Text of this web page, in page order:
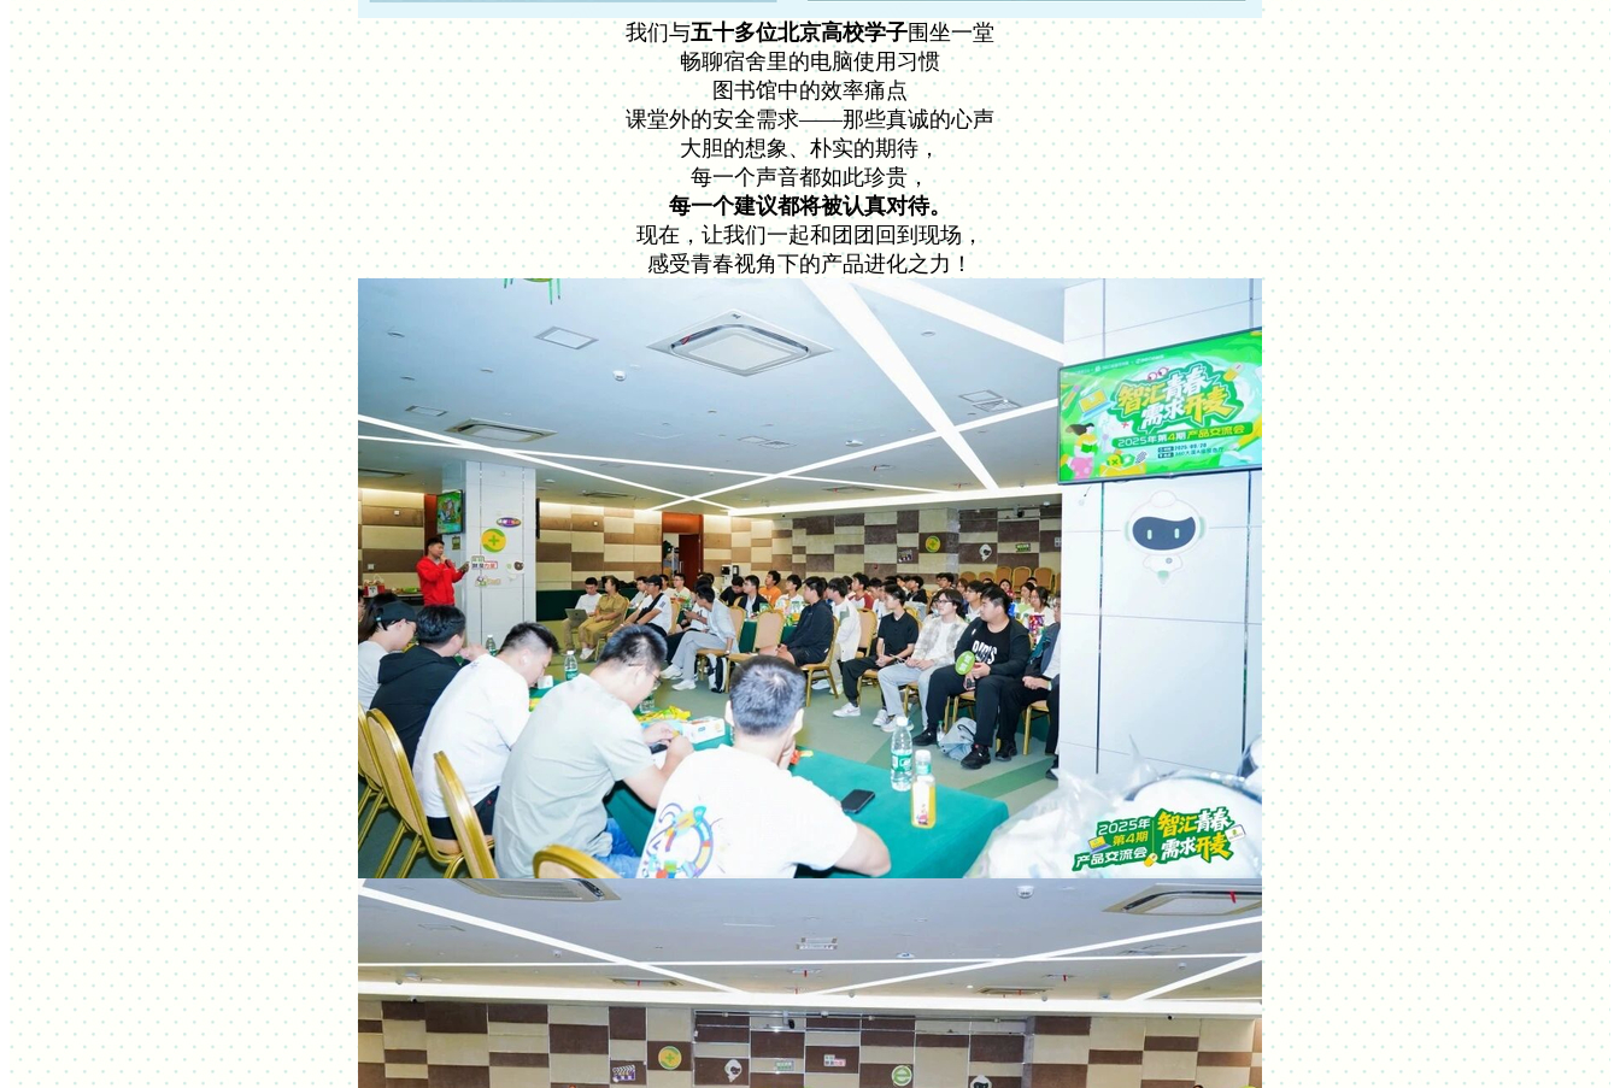
我们与五十多位北京高校学子围坐一堂
畅聊宿舍里的电脑使用习惯
图书馆中的效率痛点
课堂外的安全需求——那些真诚的心声
大胆的想象、朴实的期待，
每一个声音都如此珍贵，
每一个建议都将被认真对待。
现在，让我们一起和团团回到现场，
感受青春视角下的产品进化之力！